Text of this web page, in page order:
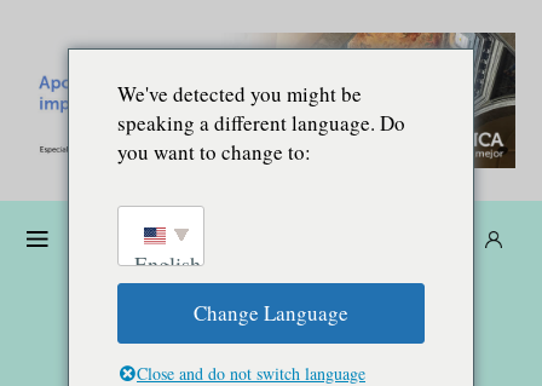
We've detected you might be
speaking a different language. Do
you want to change to:
English
Change Language
Close and do not switch language